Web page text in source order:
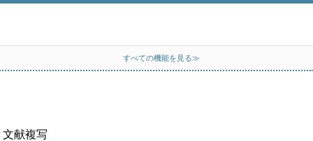
すべての機能を見る≫
献複写